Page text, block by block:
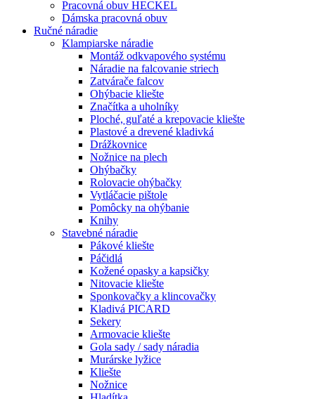
Pracovná obuv HECKEL
Dámska pracovná obuv
Ručné náradie
Klampiarske náradie
Montáž odkvapového systému
Náradie na falcovanie striech
Zatvárače falcov
Ohýbacie kliešte
Značítka a uholníky
Ploché, guľaté a krepovacie kliešte
Plastové a drevené kladivká
Drážkovnice
Nožnice na plech
Ohýbačky
Rolovacie ohýbačky
Vytláčacie pištole
Pomôcky na ohýbanie
Knihy
Stavebné náradie
Pákové kliešte
Páčidlá
Kožené opasky a kapsičky
Nitovacie kliešte
Sponkovačky a klincovačky
Kladivá PICARD
Sekery
Armovacie kliešte
Gola sady / sady náradia
Murárske lyžice
Kliešte
Nožnice